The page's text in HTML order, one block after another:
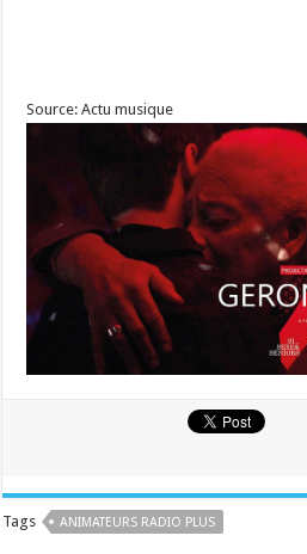
Source: Actu musique
Tags ANIMATEURS RADIO PLUS